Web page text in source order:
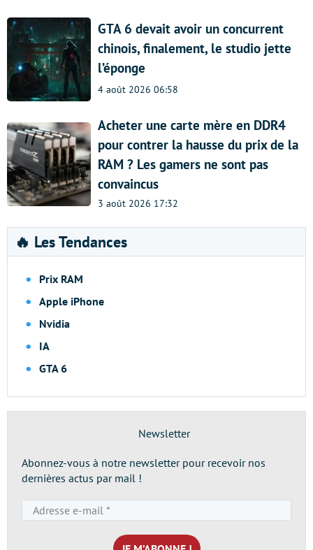
GTA 6 devait avoir un concurrent
chinois, finalement, le studio jette
l’éponge
4 août 2026 06:58
Acheter une carte mère en DDR4
pour contrer la hausse du prix de la
RAM ? Les gamers ne sont pas
convaincus
3 août 2026 17:32
🔥 Les Tendances
Prix RAM
Apple iPhone
Nvidia
IA
GTA 6
Newsletter
Abonnez-vous à notre newsletter pour recevoir nos
dernières actus par mail !
e-
mail